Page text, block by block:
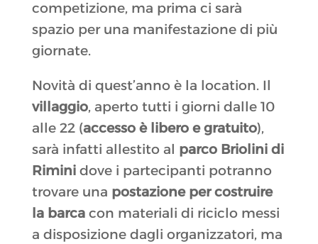
competizione, ma prima ci sarà
spazio per una manifestazione di più
giornate.
Novità di quest’anno è la location. Il
villaggio, aperto tutti i giorni dalle 10
alle 22 (accesso è libero e gratuito),
sarà infatti allestito al parco Briolini di
Riminidove i partecipanti potranno
trovare una postazione per costruire
la barca con materiali di riciclo messi
a disposizione dagli organizzatori, ma